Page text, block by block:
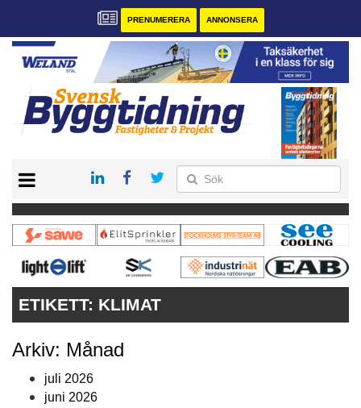
PRENUMERERA ANNONSERA
PRENUMERERA
VÅRA ANDRA MAGASIN
ANNONSERA
ETIKETT: KLIMAT
Arkiv: Månad
juli 2026
juni 2026